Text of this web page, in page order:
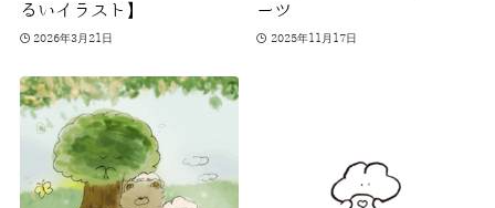
るいイラスト】
2026年3月21日
ーツ
2025年11月17日